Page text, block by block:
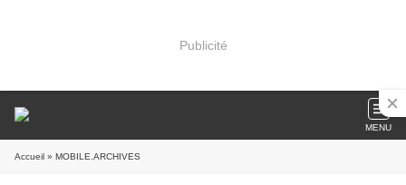
Publicité
MENU
Accueil » MOBILE.ARCHIVES